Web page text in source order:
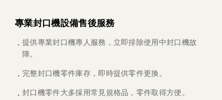
專業封口機設備售後服務
提供專業封口機專人服務，立即排除使用中封口機故
障。
完整封口機零件庫存，即時提供零件更換。
封口機零件大多採用常見規格品，零件取得方便。